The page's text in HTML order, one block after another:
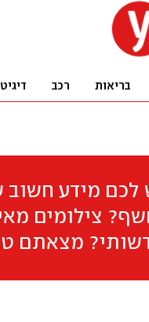
בריאות רכב
לכם מידע
צילומים
מצאתם